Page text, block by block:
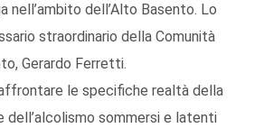
nell’ambito dell’Alto Basento. Lo
straordinario della Comunità
Gerardo Ferretti.
le specifiche realtà della
dell’alcolismo sommersi e latenti